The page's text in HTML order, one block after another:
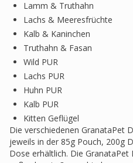
Lamm & Truthahn
Lachs & Meeresfrüchte
Kalb & Kaninchen
Truthahn & Fasan
Wild PUR
Lachs PUR
Huhn PUR
Kalb PUR
Kitten Geflügel
Die verschiedenen GranataPet
jeweils in der 85g Pouch, 200g
Dose erhältlich. Die GranataPet